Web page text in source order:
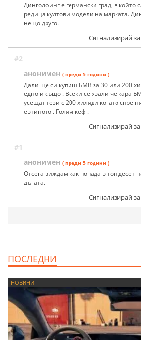
Динголфинг е германски град, в който
редица култови модели на марката.
нещо друго.
Сигнализирай
#2
анонимен ( преди 5 години )
Дали ще си купиш БМВ за 30 или 200
едно и също . Всеки се хвали че кара
усещат тези с 200 хиляди когато спре
евтиното . Голям кеф .
Сигнализирай
#1
анонимен ( преди 5 години )
Отсега виждам как попада в топ десет
дъгата.
Сигнализирай
ПОСЛЕДНИ
НОВИНИ